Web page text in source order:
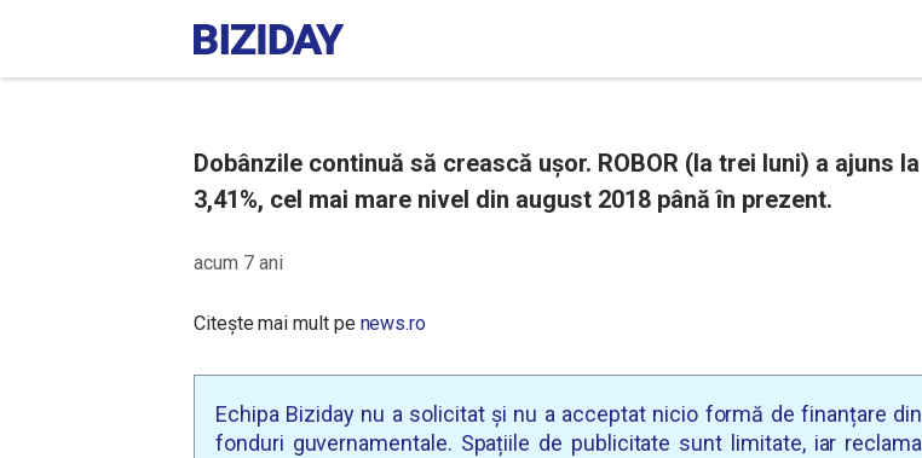
Dobânzile continuă să crească ușor. ROBOR (la trei luni) a ajuns la
3,41%, cel mai mare nivel din august 2018 până în prezent.
acum 7 ani
Citește mai mult pe news.ro
Echipa Biziday nu a solicitat și nu a acceptat nicio formă de finanțare din
fonduri guvernamentale. Spațiile de publicitate sunt limitate, iar reclama